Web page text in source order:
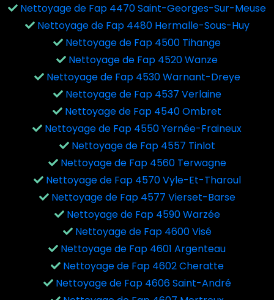
Nettoyage de Fap 4470 Saint-Georges-Sur-Meuse
Nettoyage de Fap 4480 Hermalle-Sous-Huy
Nettoyage de Fap 4500 Tihange
Nettoyage de Fap 4520 Wanze
Nettoyage de Fap 4530 Warnant-Dreye
Nettoyage de Fap 4537 Verlaine
Nettoyage de Fap 4540 Ombret
Nettoyage de Fap 4550 Yernée-Fraineux
Nettoyage de Fap 4557 Tinlot
Nettoyage de Fap 4560 Terwagne
Nettoyage de Fap 4570 Vyle-Et-Tharoul
Nettoyage de Fap 4577 Vierset-Barse
Nettoyage de Fap 4590 Warzée
Nettoyage de Fap 4600 Visé
Nettoyage de Fap 4601 Argenteau
Nettoyage de Fap 4602 Cheratte
Nettoyage de Fap 4606 Saint-André